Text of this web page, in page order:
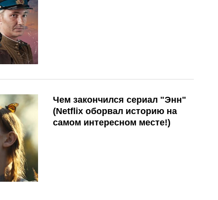
Чем закончился сериал "Энн"
(Netflix оборвал историю на
самом интересном месте!)